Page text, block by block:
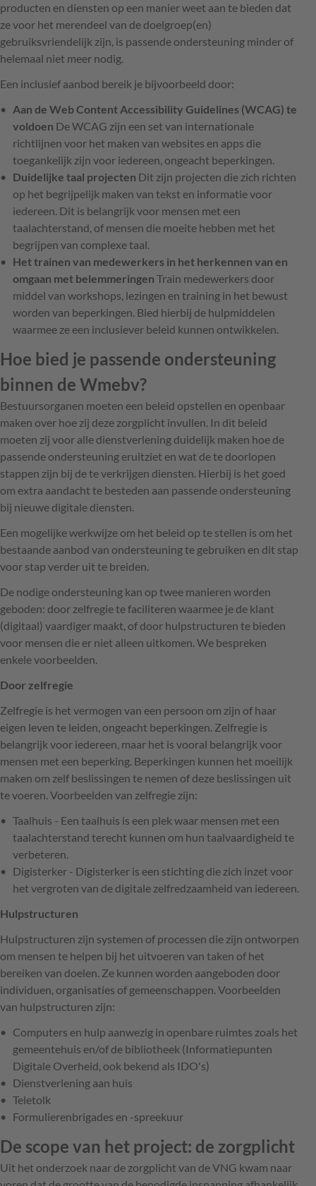
producten en diensten op een manier weet aan te bieden dat
ze voor het merendeel van de doelgroep(en)
gebruiksvriendelijk zijn, is passende ondersteuning minder of
helemaal niet meer nodig.
Een inclusief aanbod bereik je bijvoorbeeld door:
Aan de Web Content Accessibility Guidelines (WCAG) te
voldoen De WCAG zijn een set van internationale
richtlijnen voor het maken van websites en apps die
toegankelijk zijn voor iedereen, ongeacht beperkingen.
Duidelijke taal projecten Dit zijn projecten die zich richten
op het begrijpelijk maken van tekst en informatie voor
iedereen. Dit is belangrijk voor mensen met een
taalachterstand, of mensen die moeite hebben met het
begrijpen van complexe taal.
Het trainen van medewerkers in het herkennen van en
omgaan met belemmeringen Train medewerkers door
middel van workshops, lezingen en training in het bewust
worden van beperkingen. Bied hierbij de hulpmiddelen
waarmee ze een inclusiever beleid kunnen ontwikkelen.
Hoe bied je passende ondersteuning
binnen de Wmebv?
Bestuursorganen moeten een beleid opstellen en openbaar
maken over hoe zij deze zorgplicht invullen. In dit beleid
moeten zij voor alle dienstverlening duidelijk maken hoe de
passende ondersteuning eruitziet en wat de te doorlopen
stappen zijn bij de te verkrijgen diensten. Hierbij is het goed
om extra aandacht te besteden aan passende ondersteuning
bij nieuwe digitale diensten.
Een mogelijke werkwijze om het beleid op te stellen is om het
bestaande aanbod van ondersteuning te gebruiken en dit stap
voor stap verder uit te breiden.
De nodige ondersteuning kan op twee manieren worden
geboden: door zelfregie te faciliteren waarmee je de klant
(digitaal) vaardiger maakt, of door hulpstructuren te bieden
voor mensen die er niet alleen uitkomen. We bespreken
enkele voorbeelden.
Door zelfregie
Zelfregie is het vermogen van een persoon om zijn of haar
eigen leven te leiden, ongeacht beperkingen. Zelfregie is
belangrijk voor iedereen, maar het is vooral belangrijk voor
mensen met een beperking. Beperkingen kunnen het moeilijk
maken om zelf beslissingen te nemen of deze beslissingen uit
te voeren. Voorbeelden van zelfregie zijn:
Taalhuis - Een taalhuis is een plek waar mensen met een
taalachterstand terecht kunnen om hun taalvaardigheid te
verbeteren.
Digisterker - Digisterker is een stichting die zich inzet voor
het vergroten van de digitale zelfredzaamheid van iedereen.
Hulpstructuren
Hulpstructuren zijn systemen of processen die zijn ontworpen
om mensen te helpen bij het uitvoeren van taken of het
bereiken van doelen. Ze kunnen worden aangeboden door
individuen, organisaties of gemeenschappen. Voorbeelden
van hulpstructuren zijn:
Computers en hulp aanwezig in openbare ruimtes zoals het
gemeentehuis en/of de bibliotheek (Informatiepunten
Digitale Overheid, ook bekend als IDO's)
Dienstverlening aan huis
Teletolk
Formulierenbrigades en -spreekuur
De scope van het project: de zorgplicht
Uit het onderzoek naar de zorgplicht van de VNG kwam naar